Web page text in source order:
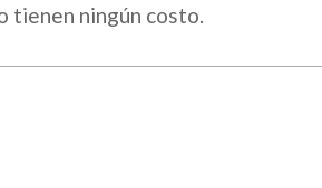
tienen ningún costo.